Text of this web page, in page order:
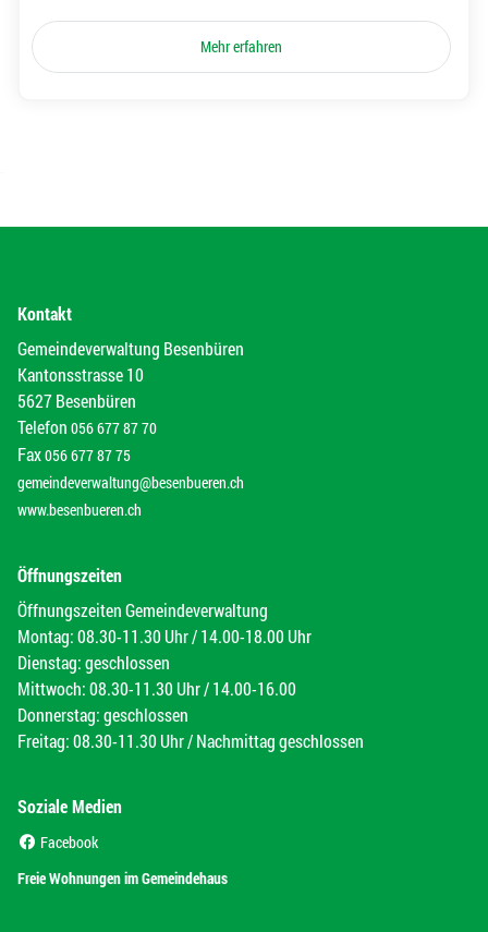
Mehr erfahren
Kontakt
Gemeindeverwaltung Besenbüren
Kantonsstrasse 10
5627 Besenbüren
Telefon 056 677 87 70
Fax056 677 87 75
gemeindeverwaltung@besenbueren.ch
www.besenbueren.ch
Öffnungszeiten
Öffnungszeiten Gemeindeverwaltung
Montag: 08.30-11.30 Uhr / 14.00-18.00 Uhr
Dienstag: geschlossen
Mittwoch: 08.30-11.30 Uhr / 14.00-16.00
Donnerstag: geschlossen
Freitag: 08.30-11.30 Uhr / Nachmittag geschlossen
Soziale Medien
Facebook
Freie Wohnungen im Gemeindehaus